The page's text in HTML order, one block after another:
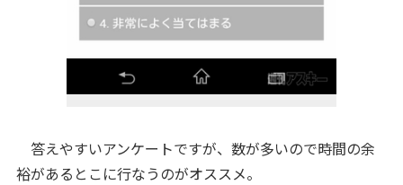
答えやすいアンケートですが、数が多いので時間の余
裕があるとこに行なうのがオススメ。